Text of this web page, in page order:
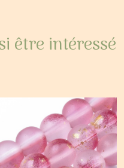
être intéressé